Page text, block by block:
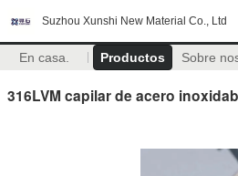
Suzhou Xunshi New Material Co., Ltd
En casa. Productos Sobre
316LVM capilar de acero